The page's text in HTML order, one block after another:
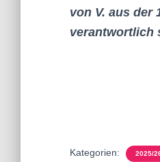
von V. aus der
verantwortlich
Kategorien: 2025/